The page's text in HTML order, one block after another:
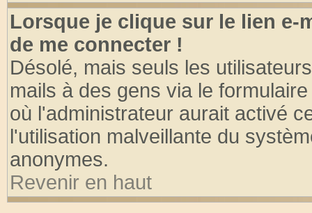
Lorsque je clique sur le lien e-
de me connecter !
Désolé, mais seuls les
mails à des gens via le
où l'administrateur aurait activé
l'utilisation malveillante du
anonymes.
Revenir en haut